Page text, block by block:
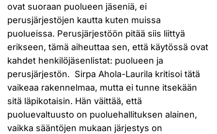
ovat suoraan puolueen jäseniä, ei
perusjärjestöjen kautta kuten muissa
puolueissa. Perusjärjestöön pitää siis liittyä
erikseen, tämä aiheuttaa sen, että käytössä ovat
kahdet henkilöjäsenlistat: puolueen ja
perusjärjestön. Sirpa Ahola-Laurila kritisoi tätä
vaikeaa rakennelmaa, mutta ei tunne itsekään
sitä läpikotaisin. Hän väittää, että
puoluevaltuusto on puoluehallituksen alainen,
vaikka sääntöjen mukaan järjestys on